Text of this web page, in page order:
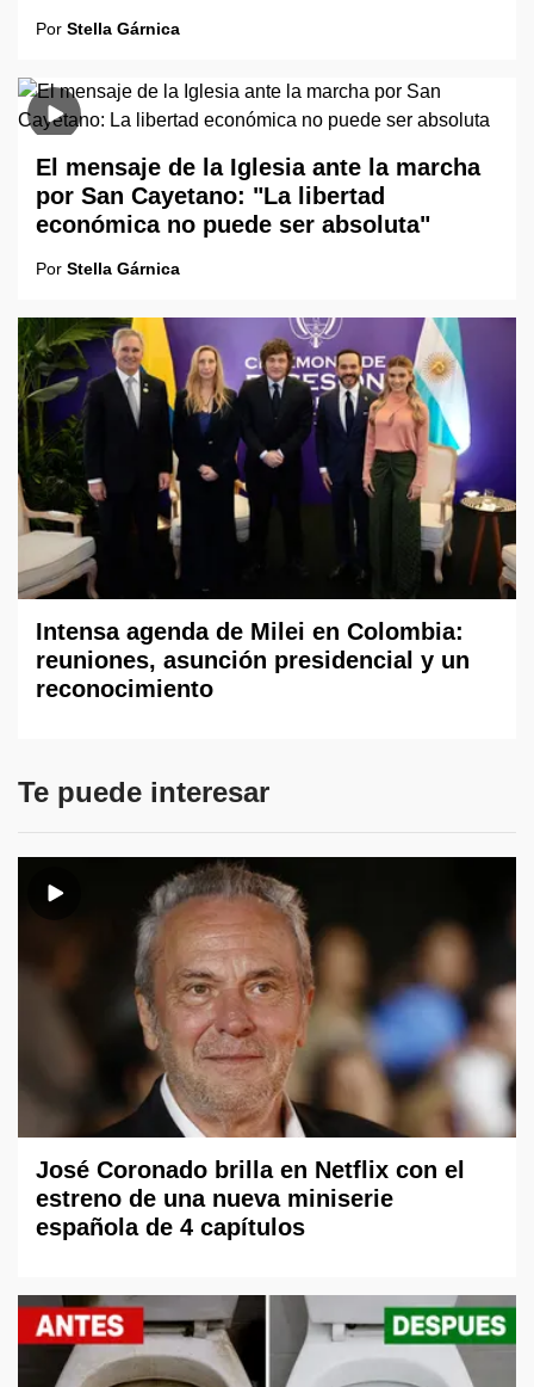
Por Stella Gárnica
El mensaje de la Iglesia ante la marcha
por San Cayetano: "La libertad
económica no puede ser absoluta"
Por Stella Gárnica
Intensa agenda de Milei en Colombia:
reuniones, asunción presidencial y un
reconocimiento
Te puede interesar
José Coronado brilla en Netflix con el
estreno de una nueva miniserie
española de 4 capítulos